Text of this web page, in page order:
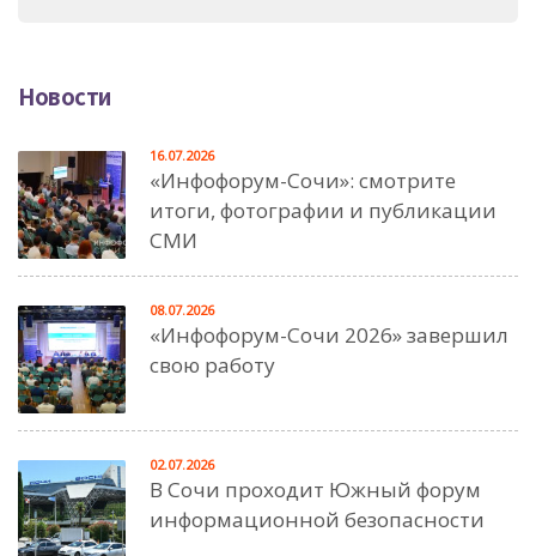
Новости
«Инфофорум-Сочи»: смотрите
итоги, фотографии и публикации
СМИ
16.07.2026
«Инфофорум-Сочи 2026» завершил
свою работу
08.07.2026
В Сочи проходит Южный форум
информационной безопасности
02.07.2026